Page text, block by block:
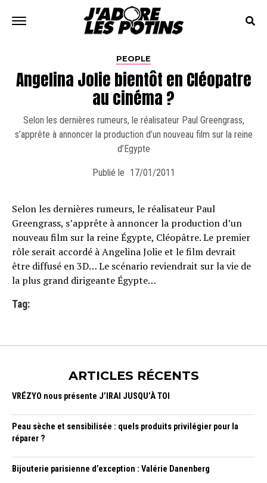
PEOPLE
Angelina Jolie bientôt en Cléopatre
au cinéma ?
Selon les dernières rumeurs, le réalisateur Paul Greengrass,
s’apprête à annoncer la production d’un nouveau film sur la reine
d’Egypte
Publié le 17/01/2011
Selon les dernières rumeurs, le réalisateur Paul
Greengrass, s’apprête à annoncer la production d’un
nouveau film sur la reine Égypte, Cléopâtre. Le premier
rôle serait accordé à Angelina Jolie et le film devrait
être diffusé en 3D… Le scénario reviendrait sur la vie de
la plus grand dirigeante Égypte…
Tag:
ARTICLES RÉCENTS
VRÉZYO nous présente J’IRAI JUSQU’À TOI
Peau sèche et sensibilisée : quels produits privilégier pour la
réparer ?
Bijouterie parisienne d’exception : Valérie Danenberg